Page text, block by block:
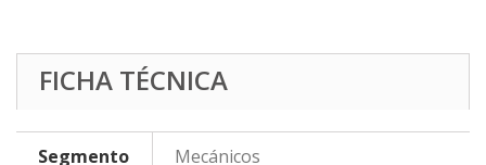
FICHA TÉCNICA
Segmento Mecánicos